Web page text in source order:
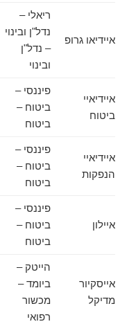
איידיאו גרופ
ריאלי –
נדל"ן ובינוי
– נדל"ן
ובינוי
איידיאיי
ביטוח
פיננסי –
ביטוח –
ביטוח
איידיאיי
הנפקות
פיננסי –
ביטוח –
ביטוח
איילון
פיננסי –
ביטוח –
ביטוח
אייסקיור
מדיקל
הייטק –
ביומד –
מכשור
רפואי